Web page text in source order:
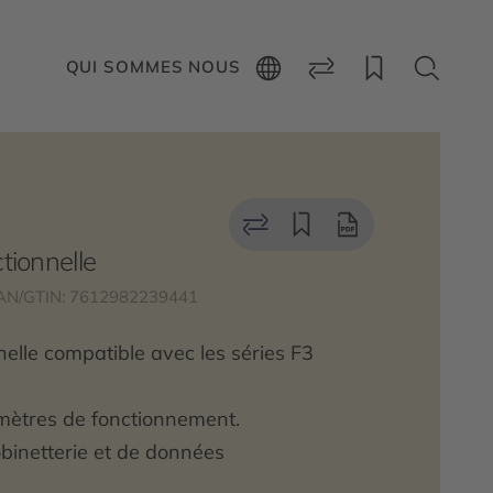
QUI SOMMES NOUS
GTIN: 7612982239441
compatible avec les séries F3
de fonctionnement.
et de données